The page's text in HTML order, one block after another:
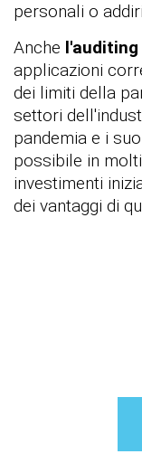
personali o
Anche
applicazioni
dei limiti della
settori
pandemia e i
possibile in
investimenti
dei vantaggi di